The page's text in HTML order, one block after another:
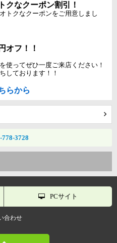
クなクーポン割引！
トクなクーポンをご用意しまし
オフ！！
使ってぜひ一度ご来店ください！
しております！！
らから
778-3728
PCサイト
合わせ